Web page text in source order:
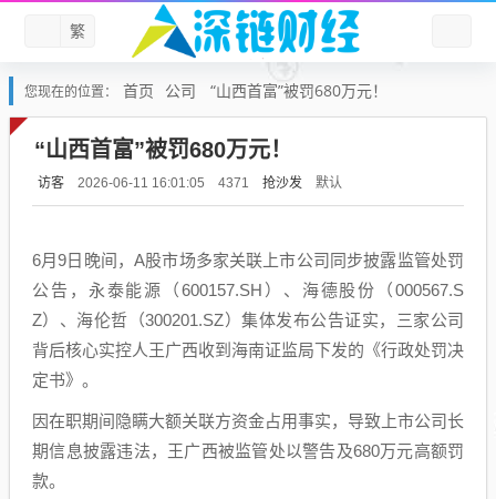
繁
您现在的位置： 首页 公司 “山西首富”被罚680万元！
“山西首富”被罚680万元！
访客 2026-06-11 16:01:05 4371 抢沙发 默认
6月9日晚间，A股市场多家关联上市公司同步披露监管处罚
公告，永泰能源（600157.SH）、海德股份（000567.S
Z）、海伦哲（300201.SZ）集体发布公告证实，三家公司
背后核心实控人王广西收到海南证监局下发的《行政处罚决
定书》。
因在职期间隐瞒大额关联方资金占用事实，导致上市公司长
期信息披露违法，王广西被监管处以警告及680万元高额罚
款。